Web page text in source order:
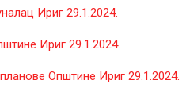
Ириг 29.1.2024.
Ириг 29.1.2024.
Општине Ириг 29.1.2024.